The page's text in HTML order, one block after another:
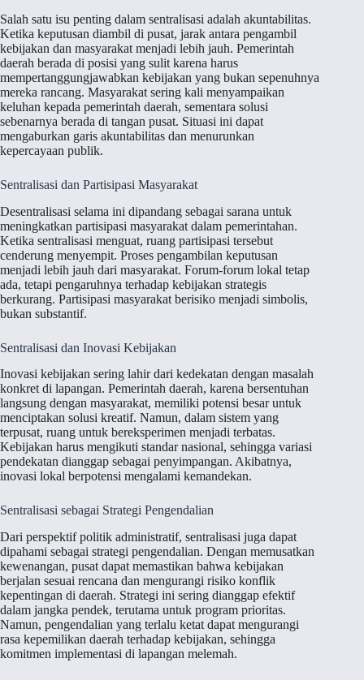
Salah satu isu penting dalam sentralisasi adalah akuntabilitas.
Ketika keputusan diambil di pusat, jarak antara pengambil
kebijakan dan masyarakat menjadi lebih jauh. Pemerintah
daerah berada di posisi yang sulit karena harus
mempertanggungjawabkan kebijakan yang bukan sepenuhnya
mereka rancang. Masyarakat sering kali menyampaikan
keluhan kepada pemerintah daerah, sementara solusi
sebenarnya berada di tangan pusat. Situasi ini dapat
mengaburkan garis akuntabilitas dan menurunkan
kepercayaan publik.
Sentralisasi dan Partisipasi Masyarakat
Desentralisasi selama ini dipandang sebagai sarana untuk
meningkatkan partisipasi masyarakat dalam pemerintahan.
Ketika sentralisasi menguat, ruang partisipasi tersebut
cenderung menyempit. Proses pengambilan keputusan
menjadi lebih jauh dari masyarakat. Forum-forum lokal tetap
ada, tetapi pengaruhnya terhadap kebijakan strategis
berkurang. Partisipasi masyarakat berisiko menjadi simbolis,
bukan substantif.
Sentralisasi dan Inovasi Kebijakan
Inovasi kebijakan sering lahir dari kedekatan dengan masalah
konkret di lapangan. Pemerintah daerah, karena bersentuhan
langsung dengan masyarakat, memiliki potensi besar untuk
menciptakan solusi kreatif. Namun, dalam sistem yang
terpusat, ruang untuk bereksperimen menjadi terbatas.
Kebijakan harus mengikuti standar nasional, sehingga variasi
pendekatan dianggap sebagai penyimpangan. Akibatnya,
inovasi lokal berpotensi mengalami kemandekan.
Sentralisasi sebagai Strategi Pengendalian
Dari perspektif politik administratif, sentralisasi juga dapat
dipahami sebagai strategi pengendalian. Dengan memusatkan
kewenangan, pusat dapat memastikan bahwa kebijakan
berjalan sesuai rencana dan mengurangi risiko konflik
kepentingan di daerah. Strategi ini sering dianggap efektif
dalam jangka pendek, terutama untuk program prioritas.
Namun, pengendalian yang terlalu ketat dapat mengurangi
rasa kepemilikan daerah terhadap kebijakan, sehingga
komitmen implementasi di lapangan melemah.